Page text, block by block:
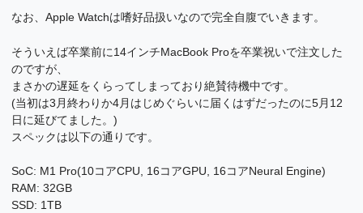
なお、Apple Watchは嗜好品扱いなので完全自腹でいきます。
そういえば卒業前に14インチMacBook Proを卒業祝いで注文した
のですが、
まさかの遅延をくらってしまっており絶賛待機中です。
(当初は3月終わりか4月はじめぐらいに届くはずだったのに5月12
日に延びてました。)
スペックは以下の通りです。
SoC: M1 Pro(10コアCPU, 16コアGPU, 16コアNeural Engine)
RAM: 32GB
SSD: 1TB